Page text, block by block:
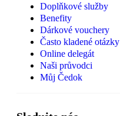
Doplňkové služby
Benefity
Dárkové vouchery
Často kladené otázky
Online delegát
Naši průvodci
Můj Čedok